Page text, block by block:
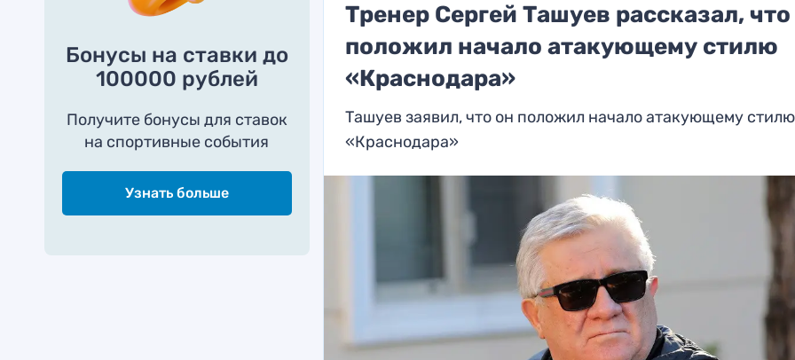
Бонусы на ставки до
100000 рублей
Получите бонусы для ставок
на спортивные события
Узнать больше
Тренер Сергей Ташуев рассказал,
положил начало атакующему стилю
«Краснодара»
Ташуев заявил, что он положил начало атакующему стилю
«Краснодара»